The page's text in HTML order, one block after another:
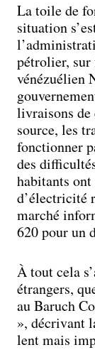
La toile de
situation
pétrolier, sur
vénézuélien
livraisons de
source, les
fonctionner
des
habitants ont
d’électricité
marché
620 pour un
À tout cela
étrangers,
au Baruch
», décrivant
lent mais